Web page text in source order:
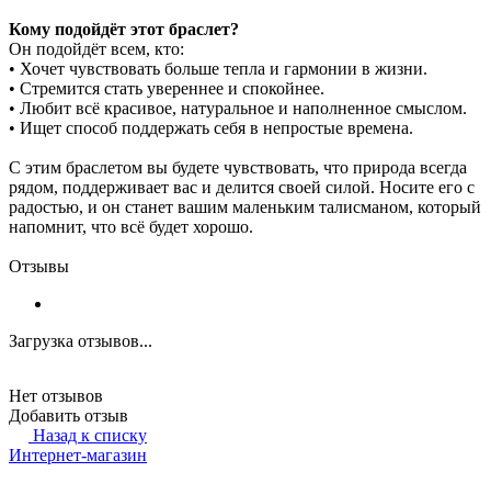
Кому подойдёт этот браслет?
Он подойдёт всем, кто:
• Хочет чувствовать больше тепла и гармонии в жизни.
• Стремится стать увереннее и спокойнее.
• Любит всё красивое, натуральное и наполненное смыслом.
• Ищет способ поддержать себя в непростые времена.
С этим браслетом вы будете чувствовать, что природа всегда
рядом, поддерживает вас и делится своей силой. Носите его с
радостью, и он станет вашим маленьким талисманом, который
напомнит, что всё будет хорошо.
Отзывы
Загрузка отзывов...
Нет отзывов
Добавить отзыв
Назад к списку
Интернет-магазин